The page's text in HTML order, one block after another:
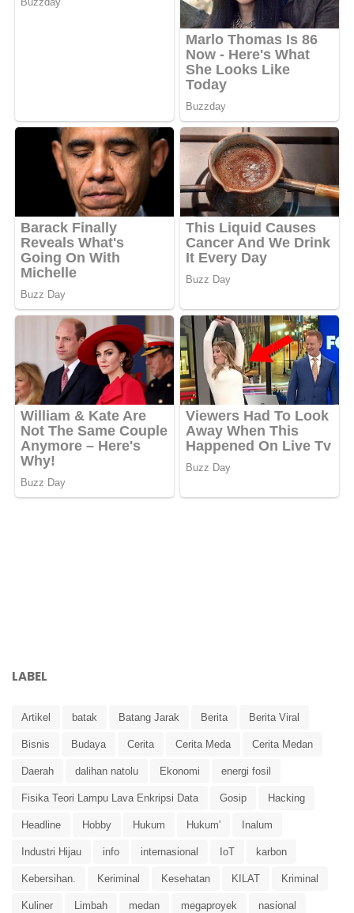
LABEL
Artikel batak Batang Jarak Berita Berita Viral
Bisnis Budaya Cerita Cerita Meda Cerita Medan
Daerah dalihan natolu Ekonomi energi fosil
Fisika Teori Lampu Lava Enkripsi Data Gosip Hacking
Headline Hobby Hukum Hukum' Inalum
Industri Hijau info internasional IoT karbon
Kebersihan. Keriminal Kesehatan KILAT Kriminal
Kuliner Limbah medan megaproyek nasional